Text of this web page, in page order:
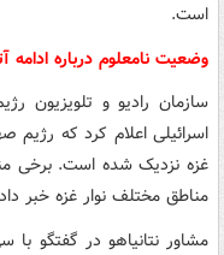
است.
وضعیت نامعلوم درباره
سازمان رادیو و تلویزیون
اسرائیلی اعلام کرد که
غزه نزدیک شده است. برخی
مناطق مختلف نوار غزه خبر
مشاور نتانیاهو در گفتگو